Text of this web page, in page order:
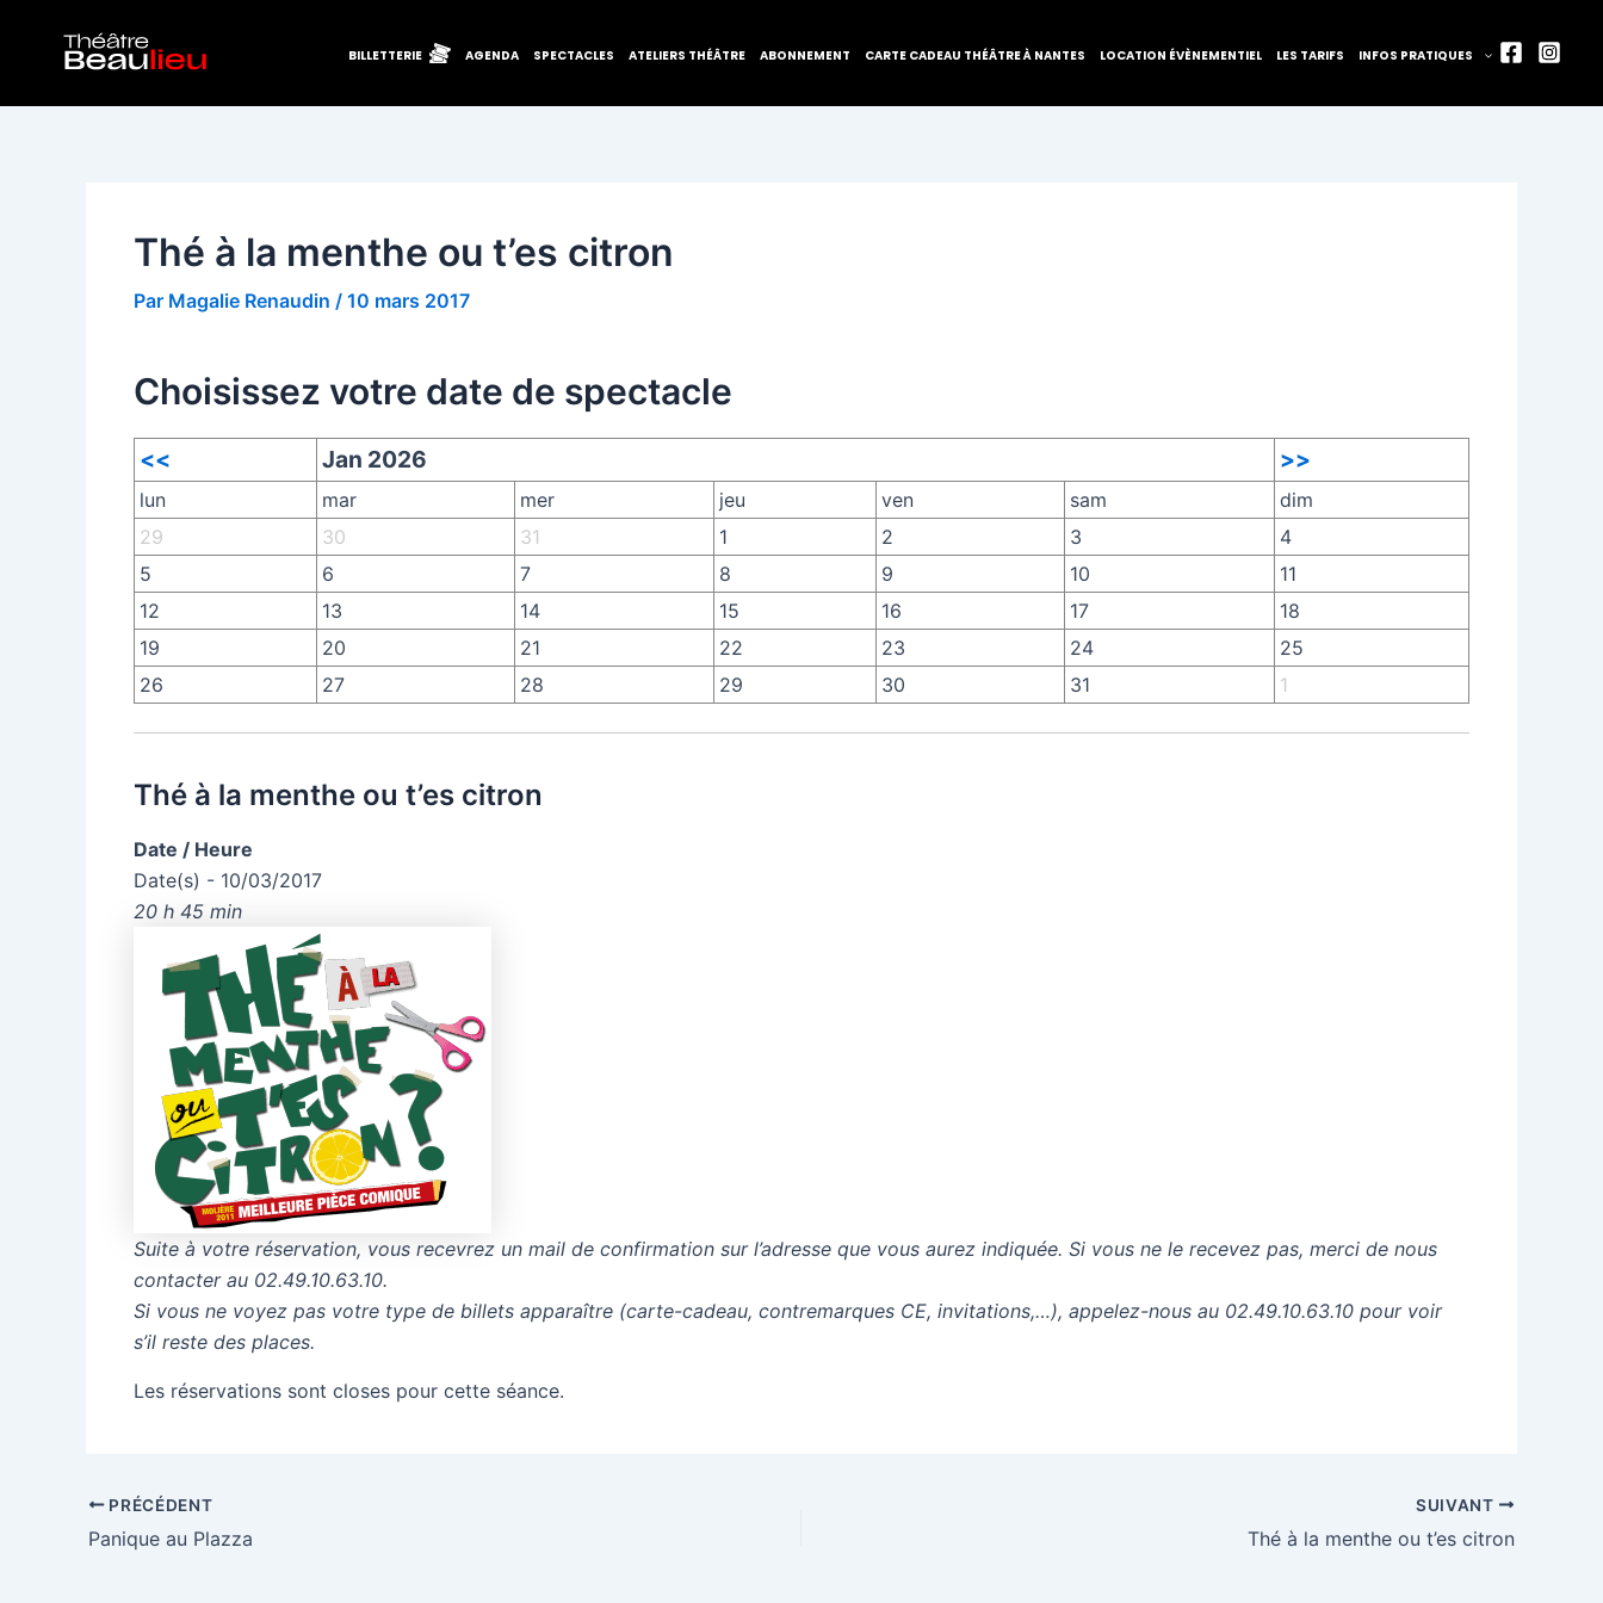
contenu
BILLETTERIE AGENDA SPECTACLES ATELIERS THÉÂTRE ABONNEMENT CARTE CADEAU THÉÂTRE À NANTES LOCATION ÉVÈNEMENTIEL LES TARIFS INFOS PRATIQUES
Thé à la menthe ou t’es citron
Par Magalie Renaudin / 10 mars 2017
Choisissez votre date de spectacle
<< Jan 2026 >>
lun mar mer jeu ven sam
dim
29
30 31 1 2 3
4
5
6 7 8 9 10
11
12
13 14 15 16 17
18
19
20 21 22 23 24
25
26
27 28 29 30 31 1
Thé à la menthe ou t’es citron
Date / Heure
Date(s) - 10/03/2017
20 h 45 min
Suite à votre réservation, vous recevrez un mail de confirmation sur l’adresse que vous aurez indiquée. Si vous ne le recevez pas, merci de nous
contacter au 02.49.10.63.10.
Si vous ne voyez pas votre type de billets apparaître (carte-cadeau, contremarques CE, invitations,…), appelez-nous au 02.49.10.63.10 pour voir
s’il reste des places.
Les réservations sont closes pour cette séance.
des
articles
PRÉCÉDENT
Panique au Plazza
SUIVANT
Thé à la menthe ou t’es citron